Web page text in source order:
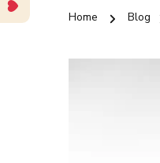
Home Blog